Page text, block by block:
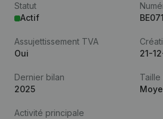
Statut
Actif
Assujettissement TVA
Oui
21-
Dernier bilan
2025
Activité principale